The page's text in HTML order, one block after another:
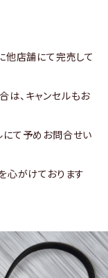
他店舗にて完売して
、キャンセルもお
て予めお問合せい
心がけております